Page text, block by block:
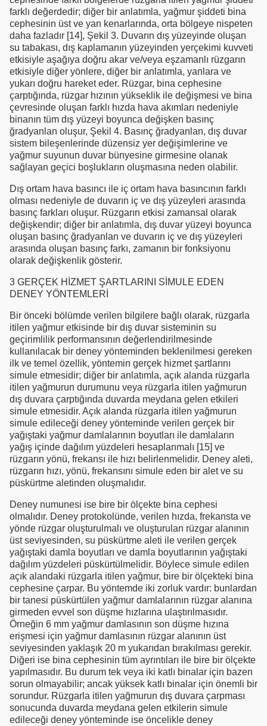
farklı değerdedir; diğer bir anlatımla, yağmur şiddeti bina
cephesinin üst ve yan kenarlarında, orta bölgeye nispeten
daha fazladır [14], Şekil 3. Duvarın dış yüzeyinde oluşan
su tabakası, dış kaplamanın yüzeyinden yerçekimi kuvveti
etkisiyle aşağıya doğru akar ve/veya eşzamanlı rüzgarın
etkisiyle diğer yönlere, diğer bir anlatımla, yanlara ve
yukarı doğru hareket eder. Rüzgar, bina cephesine
çarptığında, rüzgar hızının yükseklik ile değişmesi ve bina
çevresinde oluşan farklı hızda hava akımları nedeniyle
binanın tüm dış yüzeyi boyunca değişken basınç
ğradyanlan oluşur, Şekil 4. Basınç ğradyanlan, dış duvar
sistem bileşenlerinde düzensiz yer değişimlerine ve
yağmur suyunun duvar bünyesine girmesine olanak
sağlayan geçici boşlukların oluşmasına neden olabilir.
Dış ortam hava basıncı ile iç ortam hava basıncının farklı
olması nedeniyle de duvarın iç ve dış yüzeyleri arasında
basınç farkları oluşur. Rüzgarın etkisi zamansal olarak
değişkendir; diğer bir anlatımla, dış duvar yüzeyi boyunca
oluşan basınç ğradyanlan ve duvarın iç ve dış yüzeyleri
arasında oluşan basınç farkı, zamanın bir fonksiyonu
olarak değişkenlik gösterir.
3 GERÇEK HİZMET ŞARTLARINI SİMULE EDEN
DENEY YÖNTEMLERİ
Bir önceki bölümde verilen bilgilere bağlı olarak, rüzgarla
itilen yağmur etkisinde bir dış duvar sisteminin su
geçirimlilik performansının değerlendirilmesinde
kullanılacak bir deney yönteminden beklenilmesi gereken
ilk ve temel özellik, yöntemin gerçek hizmet şartlarını
simule etmesidir; diğer bir anlatımla, açık alanda rüzgarla
itilen yağmurun durumunu veya rüzgarla itilen yağmurun
dış duvara çarptığında duvarda meydana gelen etkileri
simule etmesidir. Açık alanda rüzgarla itilen yağmurun
simule edileceği deney yönteminde verilen gerçek bir
yağıştaki yağmur damlalarının boyutları ile damlaların
yağış içinde dağılım yüzdeleri hesaplanmalı [15] ve
rüzgarın yönü, frekansı ile hızı belirlenmelidir. Deney aleti,
rüzgarın hızı, yönü, frekansını simule eden bir alet ve su
püskürtme aletinden oluşmalıdır.
Deney numunesi ise bire bir ölçekte bina cephesi
olmalıdır. Deney protokolünde, verilen hızda, frekansta ve
yönde rüzgar oluşturulmalı ve oluşturulan rüzgar alanının
üst seviyesinden, su püskürtme aleti ile verilen gerçek
yağıştaki damla boyutları ve damla boyutlarının yağıştaki
dağılım yüzdeleri püskürtülmelidir. Böylece simule edilen
açık alandaki rüzgarla itilen yağmur, bire bir ölçekteki bina
cephesine çarpar. Bu yöntemde iki zorluk vardır: bunlardan
bir tanesi püskürtülen yağmur damlalarının rüzgar alanına
girmeden evvel son düşme hızlarına ulaştırılmasıdır.
Örneğin 6 mm yağmur damlasının son düşme hızına
erişmesi için yağmur damlasının rüzgar alanının üst
seviyesinden yaklaşık 20 m yukarıdan bırakılması gerekir.
Diğeri ise bina cephesinin tüm ayrıntıları ile bire bir ölçekte
yapılmasıdır. Bu durum tek veya iki katlı binalar için bazen
sorun olmayabilir; ancak yüksek katlı binalar için önemli bir
sorundur. Rüzgarla itilen yağmurun dış duvara çarpması
sonucunda duvarda meydana gelen etkilerin simule
edileceği deney yönteminde ise öncelikle deney